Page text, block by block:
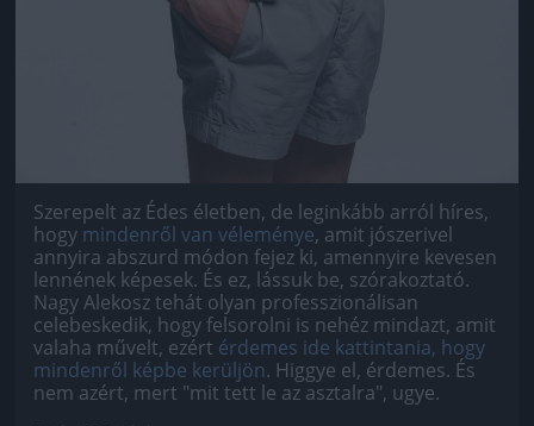
Szerepelt az Édes életben, de leginkább arról híres,
hogy mindenről van véleménye, amit jószerivel
annyira abszurd módon fejez ki, amennyire kevesen
lennének képesek. És ez, lássuk be, szórakoztató.
Nagy Alekosz tehát olyan professzionálisan
celebeskedik, hogy felsorolni is nehéz mindazt, amit
valaha művelt, ezért érdemes ide kattintania, hogy
mindenről képbe kerüljön. Higgye el, érdemes. És
nem azért, mert "mit tett le az asztalra", ugye.